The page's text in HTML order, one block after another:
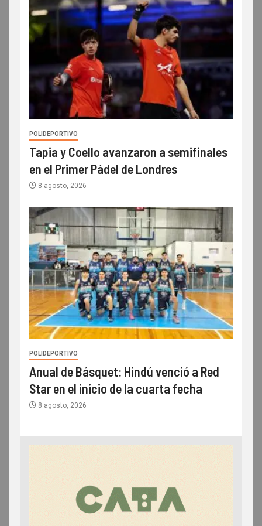
POLIDEPORTIVO
Tapia y Coello avanzaron a semifinales
en el Primer Pádel de Londres
8 agosto, 2026
POLIDEPORTIVO
Anual de Básquet: Hindú venció a Red
Star en el inicio de la cuarta fecha
8 agosto, 2026